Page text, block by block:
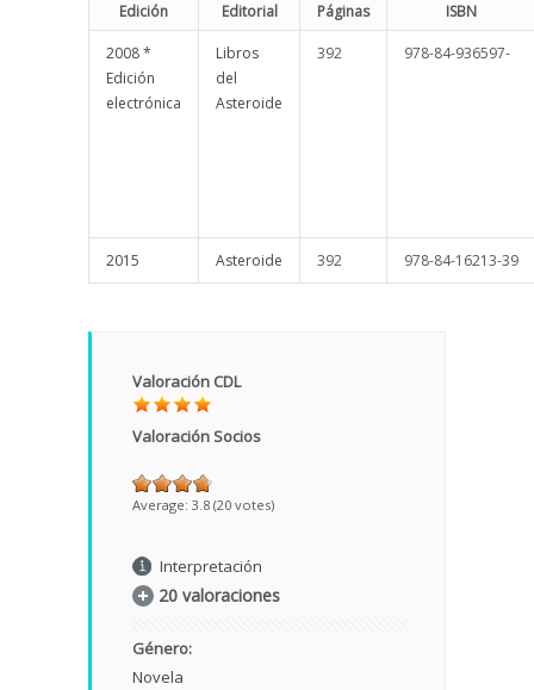
Edición Editorial Páginas ISBN
2008 *
Edición
electrónica
Libros
del
Asteroide
392 978-84-936597-
2015 Asteroide 392 978-84-16213-39
Valoración CDL
Valoración Socios
Average: 3.8 (20 votes)
Interpretación
20 valoraciones
Género:
Novela